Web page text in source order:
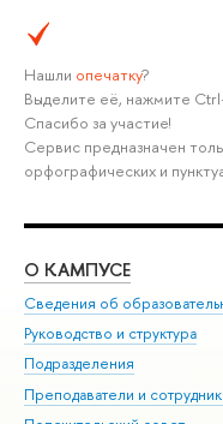
Нашли опечатку?
Выделите её, нажмите
Спасибо за участие!
Сервис предназначен
орфографических и
О КАМПУСЕ
Сведения об
Руководство и структура
Подразделения
Преподаватели и